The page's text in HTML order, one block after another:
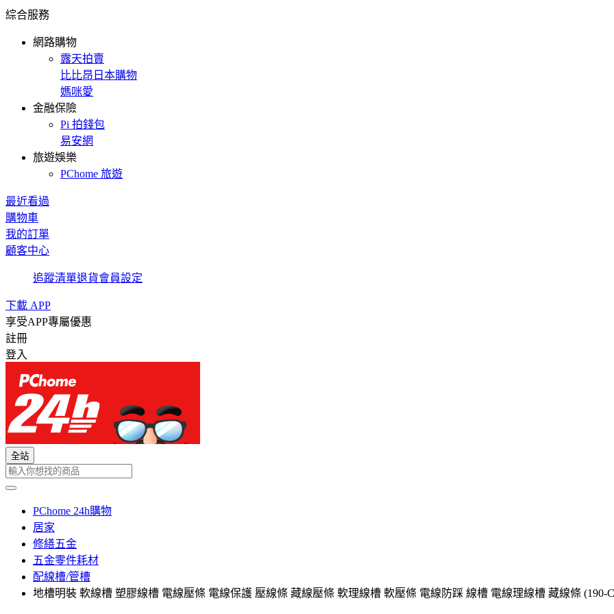
綜合服務
網路購物
露天拍賣
比比昂日本購物
媽咪愛
金融保險
Pi 拍錢包
易安網
旅遊娛樂
PChome 旅遊
最近看過
購物車
我的訂單
顧客中心
追蹤清單退貨會員設定
下載 APP
享受APP專屬優惠
註冊
登入
全站
PChome 24h購物
居家
修繕五金
五金零件耗材
配線槽/管槽
地槽明裝 軟線槽 塑膠線槽 電線壓條 電線保護 壓線條 藏線壓條 軟理線槽 軟壓條 電線防踩 線槽 電線理線槽 藏線條 (190-